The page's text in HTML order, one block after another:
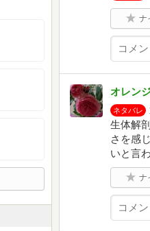
ナ
オレン
ネタバレ
生体解
さを感
いと言
ナ